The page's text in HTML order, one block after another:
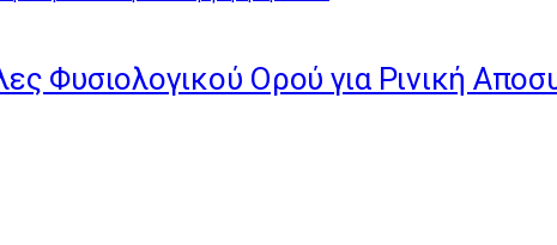
Φυσιολογικού Ορού για Ρινική